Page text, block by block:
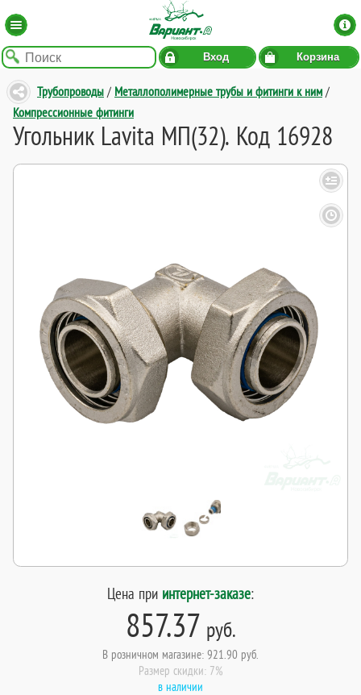
Вход Корзина
Трубопроводы / Металлополимерные трубы и фитинги к ним /
Компрессионные фитинги
Угольник Lavita МП(32). Код 16928
Цена при интернет-заказе:
857.37 руб.
В розничном магазине: 921.90 руб.
Размер скидки: 7%
в наличии